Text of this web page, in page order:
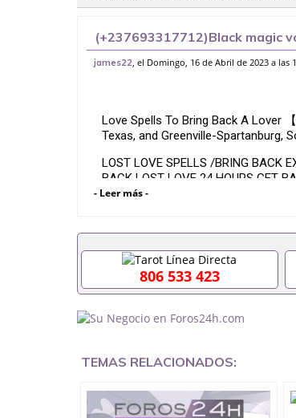
(+237693317712)Black magic
Spells New Zealand,
james22, el Domingo, 16 de Abril de 2023 a las
Love Spells To Bring Back A Lover
Texas, and Greenville-Spartanburg,
LOST LOVE SPELLS /BRING BACK
BACK LOST LOVE 24 HOURS GET
Lost Love Spells: How to Cast a
financial Breakthrough }}
- Leer más -
806 533 423
TEMAS RELACIONADOS: